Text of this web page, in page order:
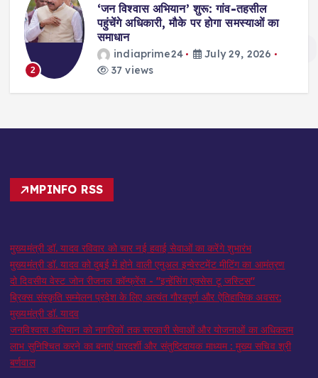
‘जन विश्वास अभियान’ शुरू: गांव-तहसील
पहुंचेंगे अधिकारी, मौके पर होगा समस्याओं का
समाधान
indiaprime24
July 29, 2026
37 views
MPINFO RSS
मुख्यमंत्री डॉ. यादव रविवार को चार नई हवाई सेवाओं का करेंगे शुभारंभ
मुख्यमंत्री डॉ. यादव को दुबई में होने वाली एनुअल इन्वेस्टमेंट मीटिंग का आमंत्रण
दो दिवसीय वेस्ट जोन रीजनल कॉन्फ्रेंस - "इन्हेंसिंग एक्सेस टू जस्टिस"
ब्रिक्स संस्कृति सम्मेलन प्रदेश के लिए अत्यंत गौरवपूर्ण और ऐतिहासिक अवसर:
मुख्यमंत्री डॉ. यादव
जनविश्वास अभियान को नागरिकों तक सरकारी सेवाओं और योजनाओं का अधिकतम
लाभ सुनिश्चित करने का बनाएं पारदर्शी और संतुष्टिदायक माध्यम : मुख्य सचिव श्री
बर्णवाल